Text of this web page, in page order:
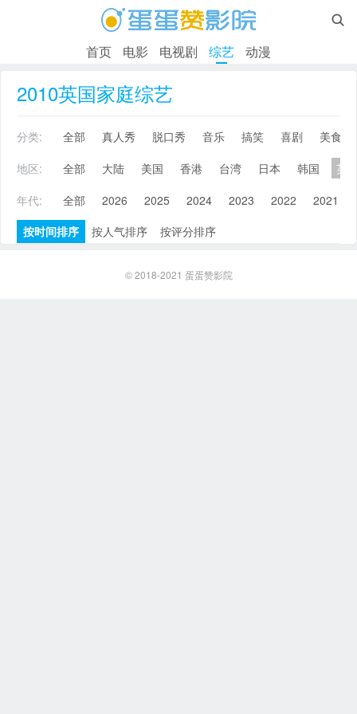

首页 电影 电视剧 综艺 动漫
2010英国家庭综艺
分类: 全部 真人秀 脱口秀 音乐 搞笑 喜剧
美食
地区:
全部 大陆 美国 香港 台湾 日本 韩国
英
年代:
全部 2026 2025 2024 2023 2022 2021
按时间排序
按人气排序 按评分排序
© 2018-2021 蛋蛋赞影院